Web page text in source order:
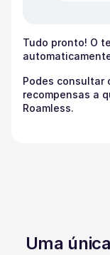
Tudo pronto! O
Podes consultar
recompensas a
Roamless.
Uma